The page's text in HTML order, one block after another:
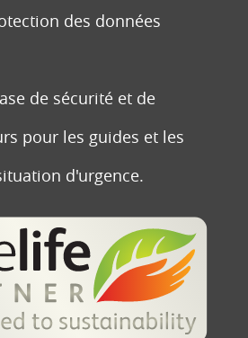
des données
de sécurité et de
pour les guides et les
d'urgence.